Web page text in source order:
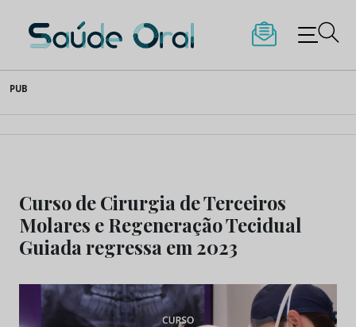
to
content
Saúde Oral
PUB
Curso de Cirurgia de Terceiros
Molares e Regeneração Tecidual
Guiada regressa em 2023